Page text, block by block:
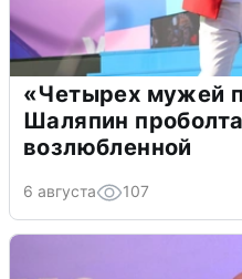
«Четырех мужей
Шаляпин
возлюбленной
6 августа 107